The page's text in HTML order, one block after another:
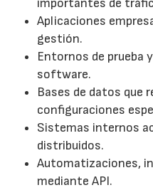
importantes de
Aplicaciones
gestión.
Entornos de prueba
software.
Bases de datos que
configuraciones
Sistemas internos
distribuidos.
Automatizaciones,
mediante API.